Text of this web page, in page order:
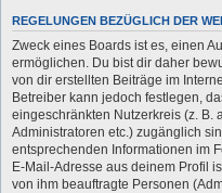
REGELUNGEN BEZÜGLICH DER
Zweck eines Boards ist es, einen
ermöglichen. Du bist dir daher
von dir erstellten Beiträge im
Betreiber kann jedoch festlegen,
eingeschränkten Nutzerkreis (z. B.
Administratoren etc.) zugänglich
entsprechenden Informationen im
E-Mail-Adresse aus deinem Profil
von ihm beauftragte Personen